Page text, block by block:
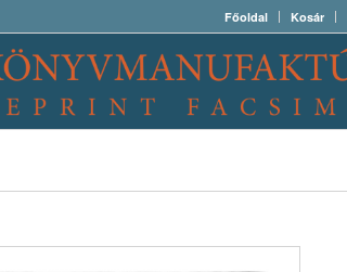
Főoldal Kosár